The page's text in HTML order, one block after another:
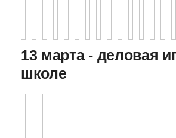
13 марта - деловая
школе